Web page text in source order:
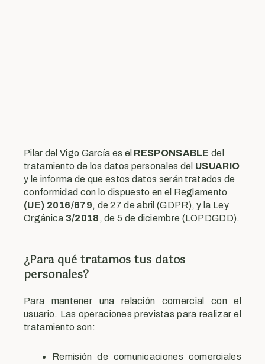
Pilar del Vigo García es el RESPONSABLE del
tratamiento de los datos personales del USUARIO
y le informa de que estos datos serán tratados de
conformidad con lo dispuesto en el Reglamento
(UE) 2016/679, de 27 de abril (GDPR), y la Ley
Orgánica 3/2018 , de 5 de diciembre (LOPDGDD).
¿Para qué tratamos tus datos
personales?
Para mantener una relación comercial con el
usuario. Las operaciones previstas para realizar el
tratamiento son:
Remisión de comunicaciones comerciales